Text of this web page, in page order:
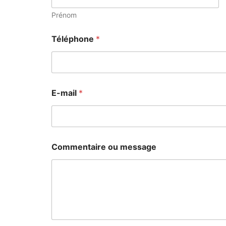
Prénom
Téléphone *
E-mail *
Commentaire ou message